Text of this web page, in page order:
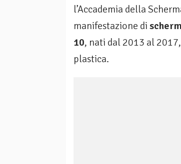
l’Accademia della
manifestazione di
10, nati dal 2013 al
plastica.